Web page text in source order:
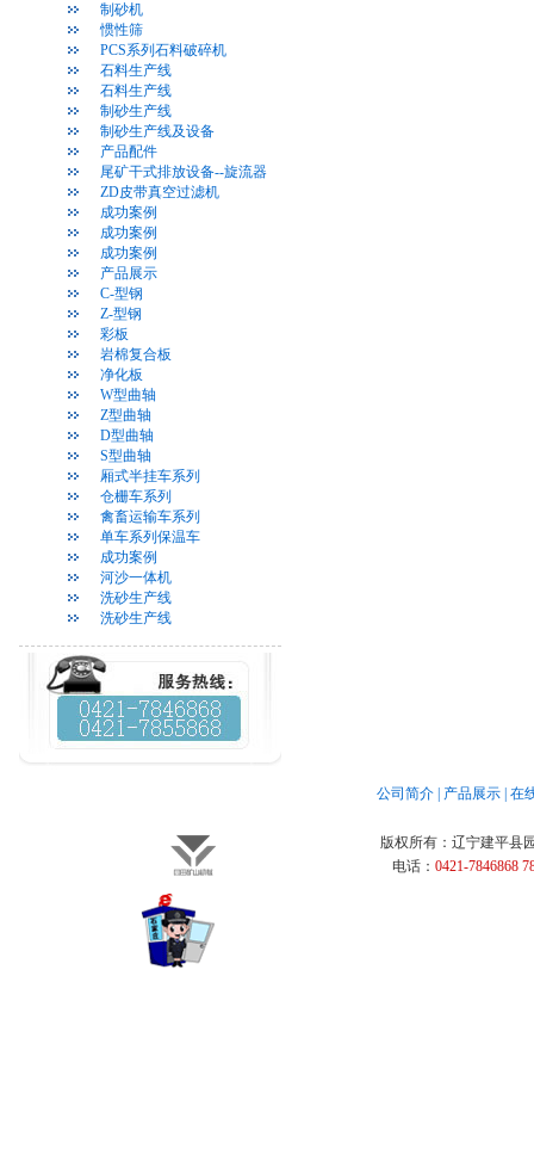
制砂机
惯性筛
PCS系列石料破碎机
石料生产线
石料生产线
制砂生产线
制砂生产线及设备
产品配件
尾矿干式排放设备--旋流器
ZD皮带真空过滤机
成功案例
成功案例
成功案例
产品展示
C-型钢
Z-型钢
彩板
岩棉复合板
净化板
W型曲轴
Z型曲轴
D型曲轴
S型曲轴
厢式半挂车系列
仓栅车系列
禽畜运输车系列
单车系列保温车
成功案例
河沙一体机
洗砂生产线
洗砂生产线
公司简介| 产品展示| 在
版权所有： 辽宁建平县
电话： 0421-7846868